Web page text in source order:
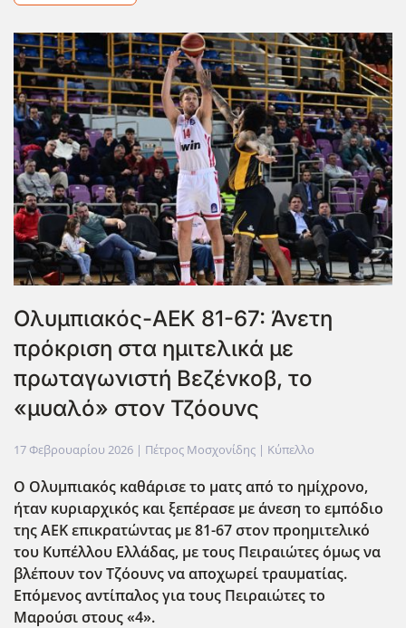
Ολυμπιακός-ΑΕΚ 81-67: Άνετη
πρόκριση στα ημιτελικά με
πρωταγωνιστή Βεζένκοβ, το
«μυαλό» στον Τζόουνς
17 Φεβρουαρίου 2026 | Πέτρος Μοσχονίδης | Κύπελλο
Ο Ολυμπιακός καθάρισε το ματς από το ημίχρονο,
ήταν κυριαρχικός και ξεπέρασε με άνεση το εμπόδιο
της ΑΕΚ επικρατώντας με 81-67 στον προημιτελικό
του Κυπέλλου Ελλάδας, με τους Πειραιώτες όμως να
βλέπουν τον Τζόουνς να αποχωρεί τραυματίας.
Επόμενος αντίπαλος για τους Πειραιώτες το
Μαρούσι στους «4».